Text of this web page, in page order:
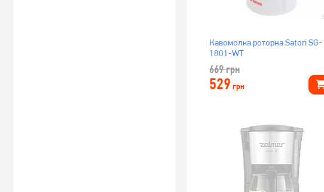
Кавомолка роторна Satori SG-
1801-WT
669грн
529 грн